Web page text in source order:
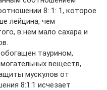
8: 1: 1, которое
лейцина, чем
в нем мало сахара и
таурином,
веществ,
мускулов от
8:1:1 исчезает